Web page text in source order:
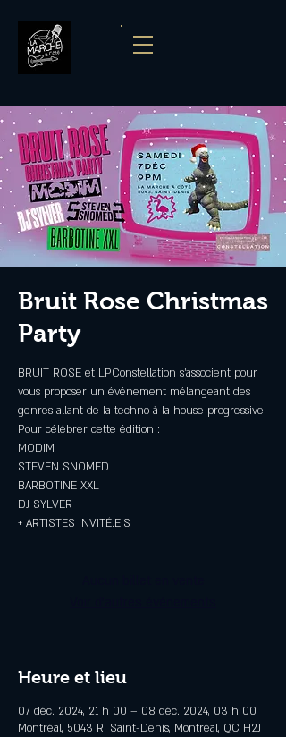
Bruit Rose Christmas
Party
BRUIT ROSE et LPConstellation s'associent pour
vous proposer un événement mélangeant des
genres allant de la techno à la house progressive.
Pour célébrer cette édition :
MODIM
STEVEN SNOMED
BARBOTINE XXL
DJ SYLVER
+ ARTISTES INVITÉ.E.S
Heure et lieu
07 déc. 2024, 21 h 00 – 08 déc. 2024, 03 h 00
Montréal, 5043 R. Saint-Denis, Montréal, QC H2J